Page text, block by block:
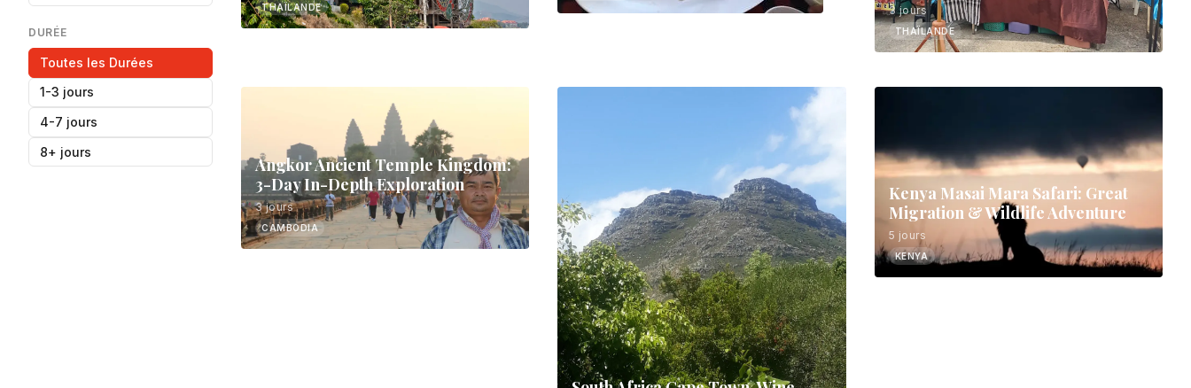
DURÉE
Toutes les Durées
1-3 jours
4-7 jours
8+ jours
THAÏLANDE 3 jours
THAÏLANDE
Angkor Ancient Temple Kingdom:
3-Day In-Depth Exploration
3 jours
CAMBODIA
Kenya Masai Mara Safari: Great
Migration & Wildlife Adventure
5 jours
KENYA